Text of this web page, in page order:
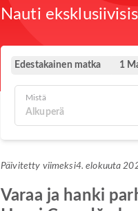
Nauti
Edestakainen matka 1
Mistä
Päivitetty viimeksi4. elokuuta
Varaa ja hanki